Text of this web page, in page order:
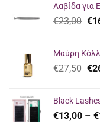
Λαβίδα για
€23,00 €
Μαύρη
€27,50 €
Black
€13,00 – €